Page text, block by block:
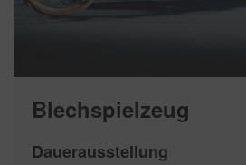
Blechspielzeug
Dauerausstellung